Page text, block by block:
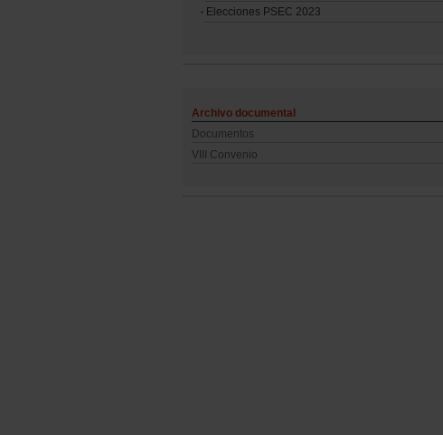
Elecciones PSEC 2023
Archivo documental
Documentos
VIII Convenio